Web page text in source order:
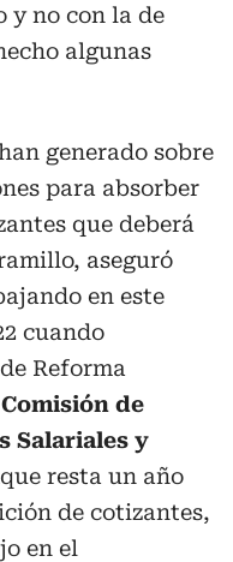
y no con la de
algunas
generado sobre
para absorber
que deberá
aseguró
en este
cuando
Reforma
Comisión de
Salariales y
resta un año
de cotizantes,
en el